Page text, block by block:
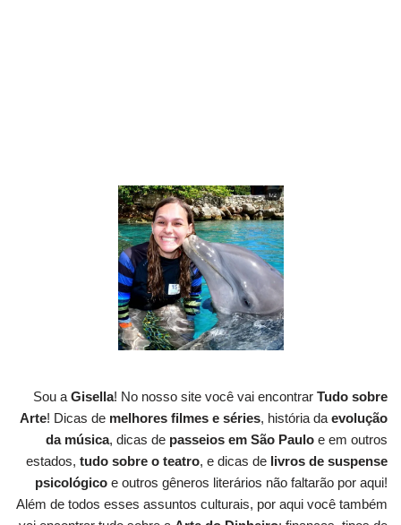
Sou a Gisella! No nosso site você vai encontrar Tudo sobre
Arte! Dicas de melhores filmes e séries, história da evolução
da música, dicas de passeios em São Paulo e em outros
estados, tudo sobre o teatro, e dicas de livros de suspense
psicológico e outros gêneros literários não faltarão por aqui!
Além de todos esses assuntos culturais, por aqui você também